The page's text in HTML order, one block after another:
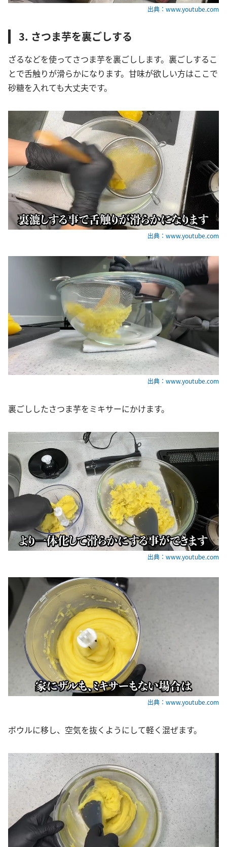
出典：www.youtube.com
3. さつま芋を裏ごしする
ざるなどを使ってさつま芋を裏ごしします。裏ごしするこ
とで舌触りが滑らかになります。甘味が欲しい方はここで
砂糖を入れても大丈夫です。
出典：www.youtube.com
出典：www.youtube.com
裏ごししたさつま芋をミキサーにかけます。
出典：www.youtube.com
出典：www.youtube.com
ボウルに移し、空気を抜くようにして軽く混ぜます。